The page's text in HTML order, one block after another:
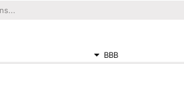
BBB